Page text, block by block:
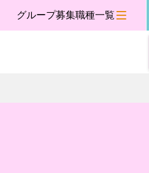
グループ募集職種一覧